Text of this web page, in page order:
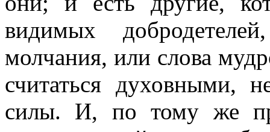
видимых
молчания, или слова
считаться духовными,
силы. И, по тому же